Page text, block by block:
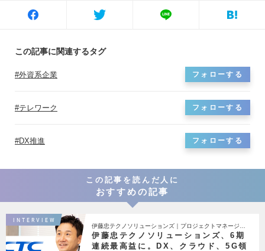
この記事に関連するタグ
外資系企業 フォローする
テレワーク フォローする
DX推進 フォローする
この記事を読んだ人に
おすすめの記事
INTERVIEW
伊藤忠テクノソリューションズ｜プロジェクトマネージャ
ー
伊藤忠テクノソリューションズ、6期
連続最高益に。DX、クラウド、5G領